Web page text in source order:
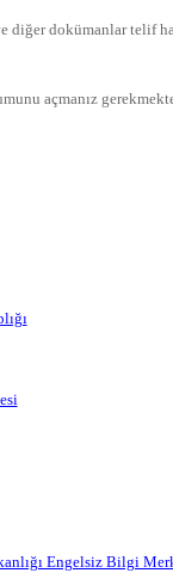
dokümanlar telif
açmanız
Engelsiz Bilgi